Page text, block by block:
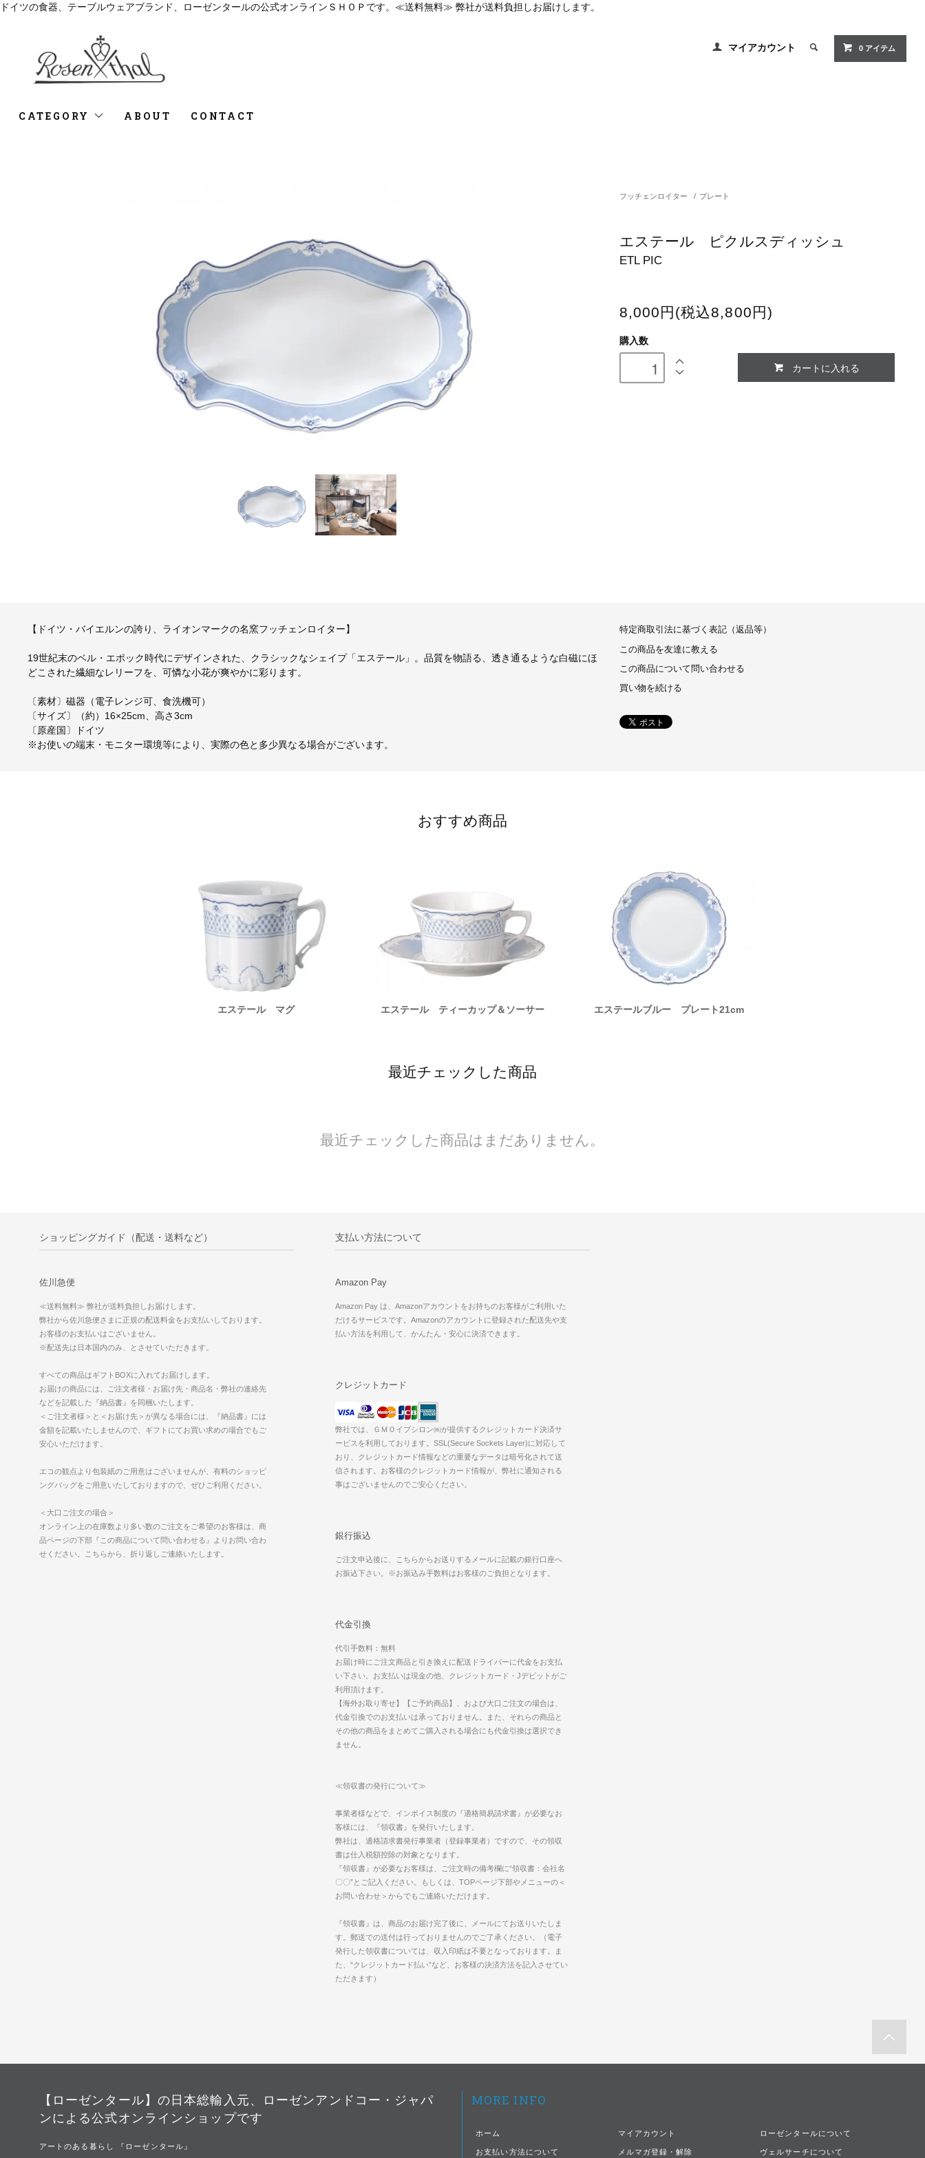
ドイツの食器、テーブルウェアブランド、ローゼンタールの公式オンラインＳＨＯＰです。≪送料無料≫ 弊社が送料負担しお届けします。
マイアカウント 0 アイテム
CATEGORY ABOUT CONTACT
フッチェンロイター / プレート
エステール ピクルスディッシュ
ETL PIC
8,000円(税込8,800円)
購入数
カートに入れる
【ドイツ・バイエルンの誇り、ライオンマークの名窯フッチェンロイター】
19世紀末のベル・エポック時代にデザインされた、クラシックなシェイプ「エステール」。品質を物語る、透き通るような白磁にほ
どこされた繊細なレリーフを、可憐な小花が爽やかに彩ります。
〔素材〕磁器（電子レンジ可、食洗機可）
〔サイズ〕（約）16×25cm、高さ3cm
〔原産国〕ドイツ
※お使いの端末・モニター環境等により、実際の色と多少異なる場合がございます。
特定商取引法に基づく表記（返品等）
この商品を友達に教える
この商品について問い合わせる
買い物を続ける
おすすめ商品
エステール マグ エステール ティーカップ＆ソーサー エステールブルー プレート21cm
最近チェックした商品
最近チェックした商品はまだありません。
ショッピングガイド（配送・送料など）
佐川急便
≪送料無料≫ 弊社が送料負担しお届けします。
弊社から佐川急便さまに正規の配送料金をお支払いしております。
お客様のお支払いはございません。
※配送先は日本国内のみ、とさせていただきます。
すべての商品はギフトBOXに入れてお届けします。
お届けの商品には、ご注文者様・お届け先・商品名・弊社の連絡先
などを記載した『納品書』を同梱いたします。
＜ご注文者様＞と＜お届け先＞が異なる場合には、『納品書』には
金額を記載いたしませんので、ギフトにてお買い求めの場合でもご
安心いただけます。
エコの観点より包装紙のご用意はございませんが、有料のショッピ
ングバッグをご用意いたしておりますので、ぜひご利用ください。
＜大口ご注文の場合＞
オンライン上の在庫数より多い数のご注文をご希望のお客様は、商
品ページの下部『この商品について問い合わせる』よりお問い合わ
せください。こちらから、折り返しご連絡いたします。
支払い方法について
Amazon Pay
Amazon Pay は、Amazonアカウントをお持ちのお客様がご利用いた
だけるサービスです。Amazonのアカウントに登録された配送先や支
払い方法を利用して、かんたん・安心に決済できます。
クレジットカード
弊社では、ＧＭＯイプシロン㈱が提供するクレジットカード決済サ
ービスを利用しております。SSL(Secure Sockets Layer)に対応して
おり、クレジットカード情報などの重要なデータは暗号化されて送
信されます。お客様のクレジットカード情報が、弊社に通知される
事はございませんのでご安心ください。
銀行振込
ご注文申込後に、こちらからお送りするメールに記載の銀行口座へ
お振込下さい。※お振込み手数料はお客様のご負担となります。
代金引換
代引手数料：無料
お届け時にご注文商品と引き換えに配送ドライバーに代金をお支払
い下さい。お支払いは現金の他、クレジットカード・Jデビットがご
利用頂けます。
【海外お取り寄せ】【ご予約商品】、および大口ご注文の場合は、
代金引換でのお支払いは承っておりません。また、それらの商品と
その他の商品をまとめてご購入される場合にも代金引換は選択でき
ません。
≪領収書の発行について≫
事業者様などで、インボイス制度の『適格簡易請求書』が必要なお
客様には、『領収書』を発行いたします。
弊社は、適格請求書発行事業者（登録事業者）ですので、その領収
書は仕入税額控除の対象となります。
『領収書』が必要なお客様は、ご注文時の備考欄に“領収書：会社名
〇〇”とご記入ください。もしくは、TOPページ下部やメニューの＜
お問い合わせ＞からでもご連絡いただけます。
『領収書』は、商品のお届け完了後に、メールにてお送りいたしま
す。郵送での送付は行っておりませんのでご了承ください。（電子
発行した領収書については、収入印紙は不要となっております。ま
た、“クレジットカード払い”など、お客様の決済方法を記入させてい
ただきます）
【ローゼンタール】の日本総輸入元、ローゼンアンドコー・ジャパ
ンによる公式オンラインショップです
アートのある暮らし 『ローゼンタール』
MORE INFO
ホーム
お支払い方法について
マイアカウント
メルマガ登録・解除
ローゼンタールについて
ヴェルサーチについて